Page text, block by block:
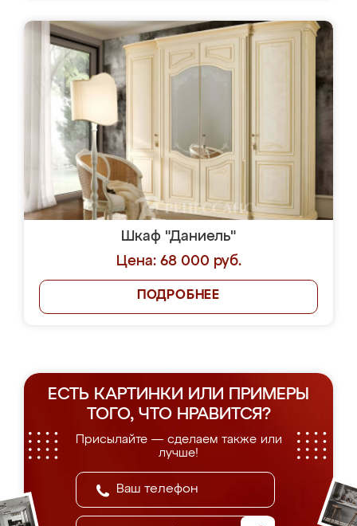
Шкаф "Даниель"
Цена: 68 000 руб.
ПОДРОБНЕЕ
ЕСТЬ КАРТИНКИ ИЛИ ПРИМЕРЫ
ТОГО, ЧТО НРАВИТСЯ?
Присылайте — сделаем также или
лучше!